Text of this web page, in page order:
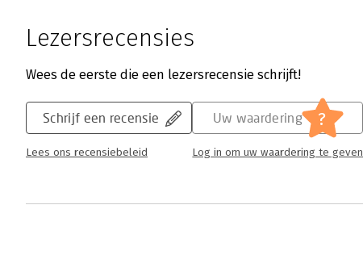
Lezersrecensies
Wees de eerste die een lezersrecensie schrijft!
Schrijf een recensie
Lees ons recensiebeleid
Uw waardering ?
Log in om uw waardering te geven